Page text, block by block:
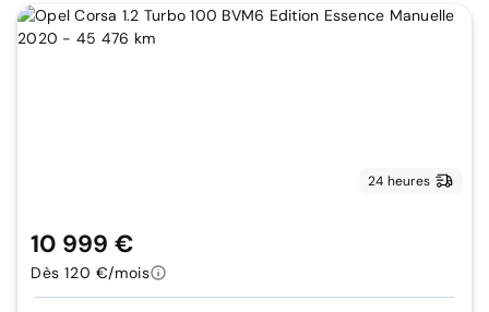
24 heures
10 999 €
Dès 120 €/mois